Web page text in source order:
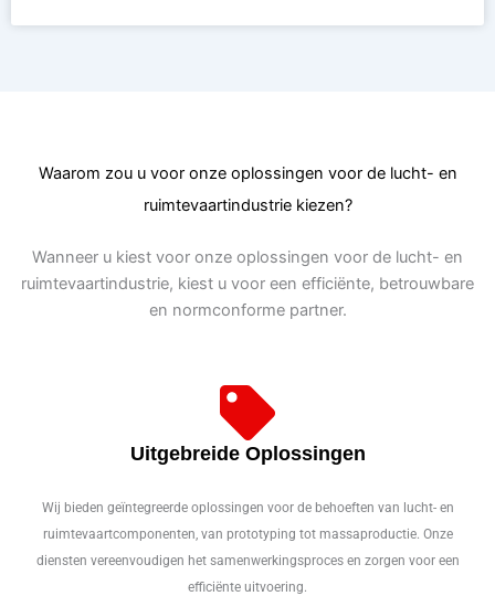
Waarom zou u voor onze oplossingen voor de lucht- en
ruimtevaartindustrie kiezen?
Wanneer u kiest voor onze oplossingen voor de lucht- en
ruimtevaartindustrie, kiest u voor een efficiënte, betrouwbare
en normconforme partner.
Uitgebreide Oplossingen
Wij bieden geïntegreerde oplossingen voor de behoeften van lucht- en
ruimtevaartcomponenten, van prototyping tot massaproductie. Onze
diensten vereenvoudigen het samenwerkingsproces en zorgen voor een
efficiënte uitvoering.